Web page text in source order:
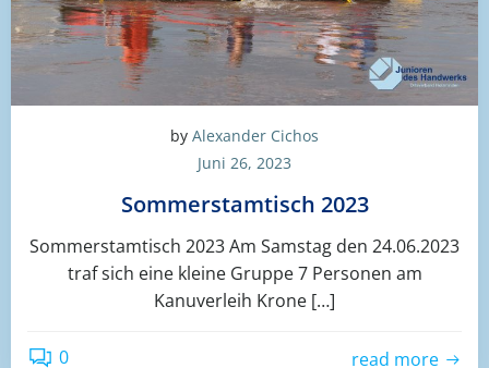
by Alexander Cichos
Juni 26, 2023
Sommerstamtisch 2023
Sommerstamtisch 2023 Am Samstag den 24.06.2023
traf sich eine kleine Gruppe 7 Personen am
Kanuverleih Krone […]
0 read more